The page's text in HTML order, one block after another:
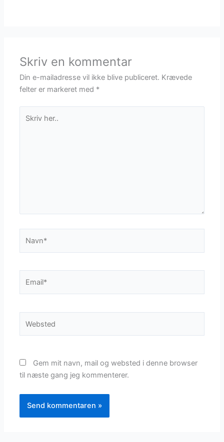
Skriv en kommentar
Din e-mailadresse vil ikke blive publiceret. Krævede
felter er markeret med *
her..
Gem mit navn, mail og websted i denne browser
til næste gang jeg kommenterer.